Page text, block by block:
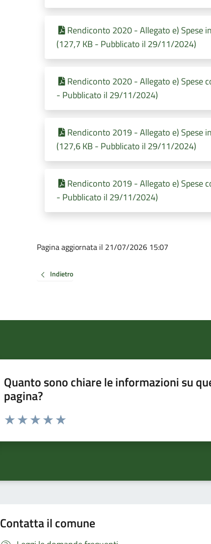
Rendiconto 2020 - Allegato e) Spese
(127,7 KB - Pubblicato il 29/11/2024)
Rendiconto 2020 - Allegato e) Spese
- Pubblicato il 29/11/2024)
Rendiconto 2019 - Allegato e) Spese
(127,6 KB - Pubblicato il 29/11/2024)
Rendiconto 2019 - Allegato e) Spese
- Pubblicato il 29/11/2024)
Pagina aggiornata il 21/07/2026 15:07
Indietro
Quanto sono chiare le informazioni su
pagina?
Valuta da 1 a 5 stelle la pagina
Contatta il comune